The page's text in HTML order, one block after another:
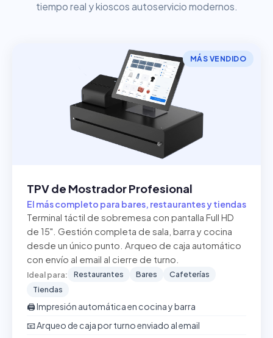
tiempo real y kioscos autoservicio modernos.
MÁS VENDIDO
TPV de Mostrador Profesional
El más completo para bares, restaurantes y tiendas
Terminal táctil de sobremesa con pantalla Full HD
de 15". Gestión completa de sala, barra y cocina
desde un único punto. Arqueo de caja automático
con envío al email al cierre de turno.
Ideal para: Restaurantes Bares
Cafeterías
Tiendas
🖨️ Impresión automática en cocina y barra
📧 Arqueo de caja por turno enviado al email